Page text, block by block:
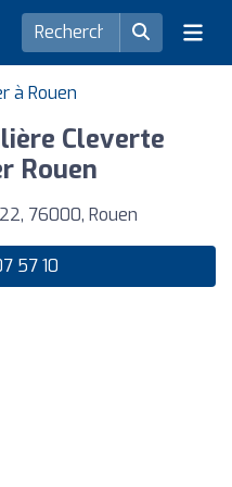
à Rouen
Cleverte
Rouen
76000, Rouen
57 10